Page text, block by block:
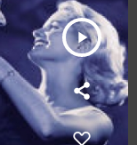
play_arrow